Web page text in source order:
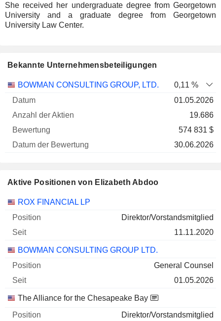
She received her undergraduate degree from Georgetown
University and a graduate degree from Georgetown
University Law Center.
Bekannte Unternehmensbeteiligungen
Unternehmen
Anzahl
Bewertung
BOWMAN CONSULTING GROUP, LTD.
0,11 %
01.05.2026
19.686
574 831 $
30.06.2026
Aktive Positionen von Elizabeth Abdoo
Unternehmen Position
ROX FINANCIAL LP
Direktor/Vorstandsmitglied
11.11.2020
BOWMAN CONSULTING GROUP LTD.
General Counsel
01.05.2026
The Alliance for the Chesapeake Bay
Direktor/Vorstandsmitglied